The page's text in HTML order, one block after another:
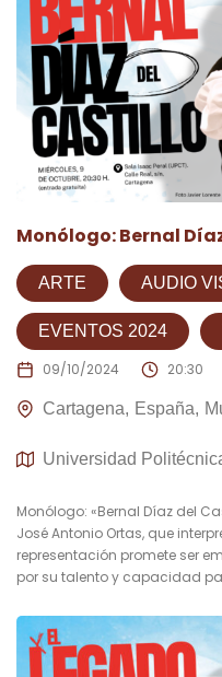
Monólogo: Bernal
ARTE AUDIO
EVENTOS 2024
09/10/2024 20:30
Cartagena España
Universidad
Monólogo: «Bernal Díaz del
José Antonio Ortas, que
representación promete ser
por su talento y capacidad